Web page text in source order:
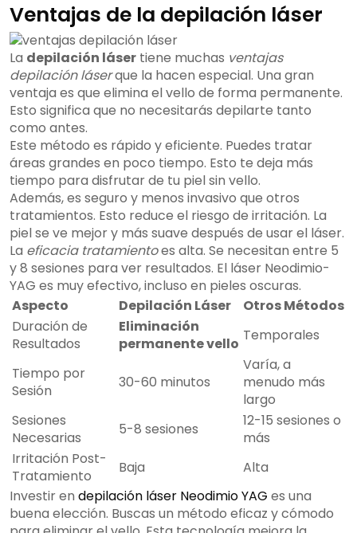
Ventajas de la depilación láser
La depilación láser tiene muchas ventajas
depilación láserque la hacen especial. Una gran
ventaja es que elimina el vello de forma permanente.
Esto significa que no necesitarás depilarte tanto
como antes.
Este método es rápido y eficiente. Puedes tratar
áreas grandes en poco tiempo. Esto te deja más
tiempo para disfrutar de tu piel sin vello.
Además, es seguro y menos invasivo que otros
tratamientos. Esto reduce el riesgo de irritación. La
piel se ve mejor y más suave después de usar el láser.
La eficacia tratamientoes alta. Se necesitan entre 5
y 8 sesiones para ver resultados. El láser Neodimio-
YAG es muy efectivo, incluso en pieles oscuras.
Aspecto
Depilación Láser
Otros Métodos
Duración de
Resultados
Eliminación
permanente vello Temporales
Tiempo por
Sesión
30-60 minutos
Varía, a
menudo más
largo
Sesiones
Necesarias
5-8 sesiones
12-15 sesiones o
más
Irritación Post-
Tratamiento
Baja
Alta
Investir en depilación láser Neodimio YAG es una
buena elección. Buscas un método eficaz y cómodo